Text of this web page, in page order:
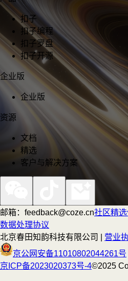
扣子
扣子编程
扣子罗盘
扣子开源
企业版
企业版
资源
文档
精选
客户与解决方案
邮箱：feedback@coze.cn社区精选
数据处理协议
北京春田知韵科技有限公司 |
营业
京公网安备11010802044261号
京ICP备2023020373号-4©2025